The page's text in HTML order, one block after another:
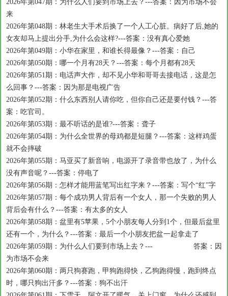
2026年第047期：为什么人们要到市场上去？---答案：因为市场不会
来
2026年第048期：林老生大手术后换了一个人工心脏。病好了后,她的
女友却马上提出分手,为什么会这样?---答案：没有真心爱她
2026年第049期：小华在家里，和谁长得最像？---答案：自己
2026年第050期：哪一个月有28天？---答案：每个月都有28天
2026年第051期：电话声大作，却不见小华和哥哥去接电话，这是怎
么回事？---答案：因为那是电视广告
2026年第052期：什么东西别人请你吃，但你自己还是要付钱？---答
案：吃官司。
2026年第053期：最不听话的是谁?---答案：聋子
2026年第054期：为什么全世界的母鸡都是短腿？---答案：这样鸡蛋
就不会摔破
2026年第055期：马亚买了新音响，电源开了录音带也放了，为什么
没有声音呢？---答案：停电了
2026年第056期：怎样才能用蓝笔写出红字来？---答案：写个“红”字
2026年第057期：每个成功男人背后有一个女人，那一个失败的男人
背后会有什么？---答案：有太多的女人
2026年第058期：盆里有5苹果，5个小朋友每人分到1个，但最后盆里
还有一个，为什么？---答案：最后一个小朋友把盆一起拿走了
2026年第059期：为什么人们要到市场上去？--- 答案：因
为市场不会来
2026年第060期：两只狗赛跑，甲狗跑得快，乙狗跑得慢，跑到终点
时，哪只狗出汗多？---答案：狗不出汗